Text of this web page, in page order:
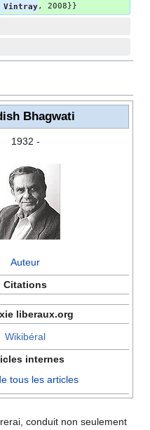
Vintray, 2008}}
Bhagwati
1932 -
Auteur
Citations
liberaux.org
Wikibéral
internes
tous les articles
conduit non seulement